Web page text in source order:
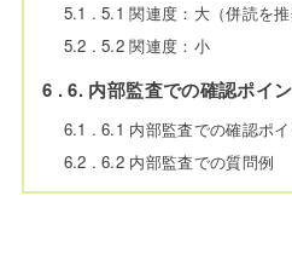
5.1
5.1 関連度：大（併読を推
5.2
5.2 関連度：小
6 6. 内部監査での確認ポイ
6.1
6.1 内部監査での確認ポイ
6.2
6.2 内部監査での質問例